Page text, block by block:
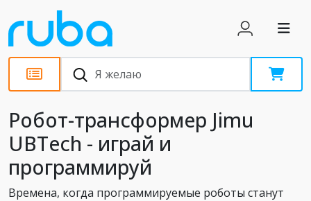
Обзоры
Робот-трансформер Jimu
UBTech - играй и
программируй
Времена, когда программируемые роботы станут